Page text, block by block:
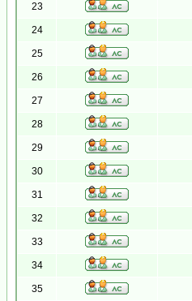
23
24
25
26
27
28
29
30
31
32
33
34
35